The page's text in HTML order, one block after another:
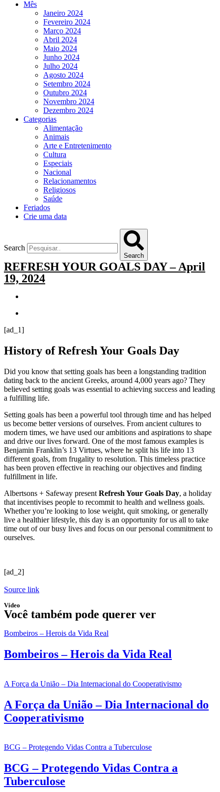
Mês
Janeiro 2024
Fevereiro 2024
Março 2024
Abril 2024
Maio 2024
Junho 2024
Julho 2024
Agosto 2024
Setembro 2024
Outubro 2024
Novembro 2024
Dezembro 2024
Categorias
Alimentação
Animais
Arte e Entretenimento
Cultura
Especiais
Nacional
Relacionamentos
Religiosos
Saúde
Feriados
Crie uma data
Search
Search
REFRESH YOUR GOALS DAY – April
19, 2024
[ad_1]
History of Refresh Your Goals Day
Did you know that setting goals has been a longstanding tradition
dating back to the ancient Greeks, around 4,000 years ago? They
believed setting goals was essential to achieving success and leading
a fulfilling life.
Setting goals has been a powerful tool through time and has helped
us become better versions of ourselves. From ancient cultures to
modern times, we have used our ambitions and aspirations to shape
and drive our lives forward. One of the most famous examples is
Benjamin Franklin’s 13 Virtues, where he split his life into 13
different goals, from frugality to resolution. This timeless practice
has been proven effective in reaching our objectives and finding
fulfillment in life.
Albertsons + Safeway present Refresh Your Goals Day, a holiday
that incentivises people to recommit to health and wellness goals.
Whether you’re looking to lose weight, quit smoking, or generally
live a healthier lifestyle, this day is an opportunity for us all to take
time out of our busy lives and focus on our personal commitment to
ourselves.
[ad_2]
Source link
Vídeo
Você também pode querer ver
Bombeiros – Herois da Vida Real
Bombeiros – Herois da Vida Real
A Força da União – Dia Internacional do Cooperativismo
A Força da União – Dia Internacional do
Cooperativismo
BCG – Protegendo Vidas Contra a Tuberculose
BCG – Protegendo Vidas Contra a
Tuberculose